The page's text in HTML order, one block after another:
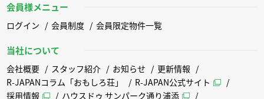
会員様メニュー
ログイン 会員制度 会員限定物件一覧
当社について
会社概要 スタッフ紹介 お知らせ
更新情報
R-JAPANコラム「おもしろ荘」
R-JAPAN公式サイト
採用情報
ハウスドゥ サンパーク通り浦添